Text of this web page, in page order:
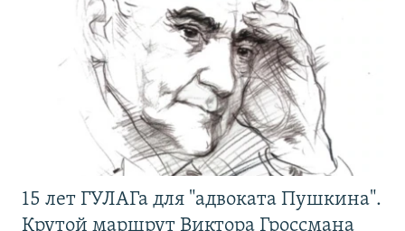
15 лет ГУЛАГа для "адвоката Пушкина".
Крутой маршрут Виктора Гроссмана